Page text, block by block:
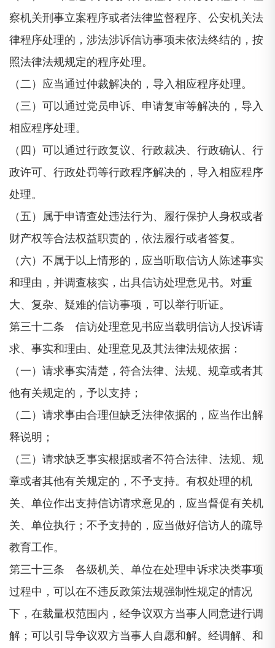
察机关刑事立案程序或者法律监督程序、公安机关法
律程序处理的，涉法涉诉信访事项未依法终结的，按
照法律法规规定的程序处理。
（二）应当通过仲裁解决的，导入相应程序处理。
（三）可以通过党员申诉、申请复审等解决的，导入
相应程序处理。
（四）可以通过行政复议、行政裁决、行政确认、行
政许可、行政处罚等行政程序解决的，导入相应程序
处理。
（五）属于申请查处违法行为、履行保护人身权或者
财产权等合法权益职责的，依法履行或者答复。
（六）不属于以上情形的，应当听取信访人陈述事实
和理由，并调查核实，出具信访处理意见书。对重
大、复杂、疑难的信访事项，可以举行听证。
第三十二条 信访处理意见书应当载明信访人投诉请
求、事实和理由、处理意见及其法律法规依据：
（一）请求事实清楚，符合法律、法规、规章或者其
他有关规定的，予以支持；
（二）请求事由合理但缺乏法律依据的，应当作出解
释说明；
（三）请求缺乏事实根据或者不符合法律、法规、规
章或者其他有关规定的，不予支持。有权处理的机
关、单位作出支持信访请求意见的，应当督促有关机
关、单位执行；不予支持的，应当做好信访人的疏导
教育工作。
第三十三条 各级机关、单位在处理申诉求决类事项
过程中，可以在不违反政策法规强制性规定的情况
下，在裁量权范围内，经争议双方当事人同意进行调
解；可以引导争议双方当事人自愿和解。经调解、和